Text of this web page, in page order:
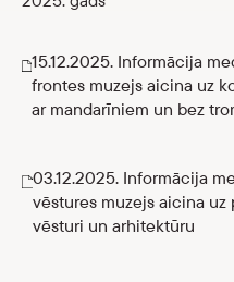
15.12.2025. Informācija
frontes muzejs aicina uz
ar mandarīniem un bez
03.12.2025. Informācija
vēstures muzejs aicina uz
vēsturi un arhitektūru